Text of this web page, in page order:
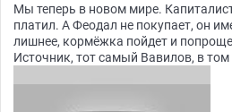
Мы теперь в новом мире.
платил. А Феодал не покупает, он
лишнее, кормёжка пойдет и
Источник, тот самый Вавилов, в